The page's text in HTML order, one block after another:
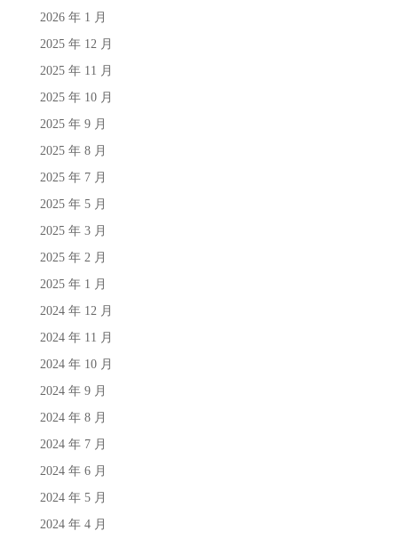
2026 年 1 月
2025 年 12 月
2025 年 11 月
2025 年 10 月
2025 年 9 月
2025 年 8 月
2025 年 7 月
2025 年 5 月
2025 年 3 月
2025 年 2 月
2025 年 1 月
2024 年 12 月
2024 年 11 月
2024 年 10 月
2024 年 9 月
2024 年 8 月
2024 年 7 月
2024 年 6 月
2024 年 5 月
2024 年 4 月